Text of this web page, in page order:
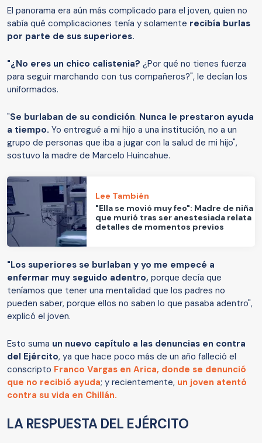
El panorama era aún más complicado para el joven, quien no
sabía qué complicaciones tenía y solamente recibía burlas
por parte de sus superiores.
"¿No eres un chico calistenia? ¿Por qué no tienes fuerza
para seguir marchando con tus compañeros?", le decían los
uniformados.
"Se burlaban de su condición. Nunca le prestaron ayuda
a tiempo. Yo entregué a mi hijo a una institución, no a un
grupo de personas que iba a jugar con la salud de mi hijo",
sostuvo la madre de Marcelo Huincahue.
Lee También
"Ella se movió muy feo": Madre de niña
que murió tras ser anestesiada relata
detalles de momentos previos
"Los superiores se burlaban y yo me empecé a
enfermar muy seguido adentro, porque decía que
teníamos que tener una mentalidad que los padres no
pueden saber, porque ellos no saben lo que pasaba adentro",
explicó el joven.
Esto suma un nuevo capítulo a las denuncias en contra
del Ejército, ya que hace poco más de un año falleció el
conscripto Franco Vargas en Arica, donde se denunció
que no recibió ayuda; y recientemente, un joven atentó
contra su vida en Chillán.
LA RESPUESTA DEL EJÉRCITO